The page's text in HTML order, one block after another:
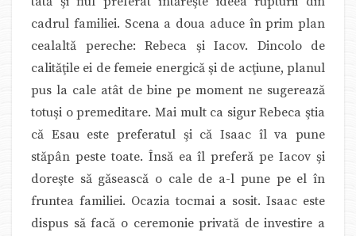
cadrul familiei. Scena a doua aduce în prim plan
cealaltă pereche: Rebeca şi Iacov. Dincolo de
calităţile ei de femeie energică şi de acţiune, planul
pus la cale atât de bine pe moment ne sugerează
totuşi o premeditare. Mai mult ca sigur Rebeca ştia
că Esau este preferatul şi că Isaac îl va pune
stăpân peste toate. Însă ea îl preferă pe Iacov şi
doreşte să găsească o cale de a-l pune pe el în
fruntea familiei. Ocazia tocmai a sosit. Isaac este
dispus să facă o ceremonie privată de investire a